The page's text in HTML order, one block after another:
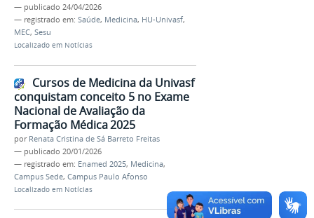
— publicado 24/04/2026
— registrado em: Saúde, Medicina, HU-Univasf,
MEC, Sesu
Localizado em Notícias
Cursos de Medicina da Univasf
conquistam conceito 5 no Exame
Nacional de Avaliação da
Formação Médica 2025
por Renata Cristina de Sá Barreto Freitas
— publicado 20/01/2026
— registrado em: Enamed 2025, Medicina,
Campus Sede, Campus Paulo Afonso
Localizado em Notícias